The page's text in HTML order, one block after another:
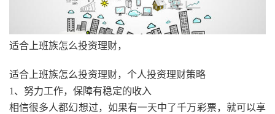
适合上班族怎么投资理财，
适合上班族怎么投资理财，个人投资理财策略
1、努力工作，保障有稳定的收入
相信很多人都幻想过，如果有一天中了千万彩票，就可以享